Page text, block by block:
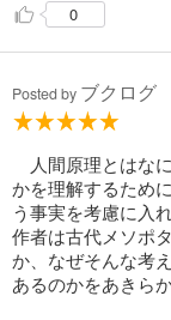
0
Posted by ブクログ
人間原理とはな
かを理解するため
う事実を考慮に入
作者は古代メソポ
か、なぜそんな考
あるのかをあきら